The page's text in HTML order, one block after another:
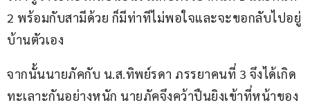
2 พร้อมกับสามีด้วย ก็มีท่าทีไม่พอใจและจะขอกลับไปอยู่
บ้านตัวเอง
จากนั้นนายภัคกับ น.ส.ทิพย์รดา ภรรยาคนที่ 3 จึงได้เกิด
ทะเลาะกันอย่างหนัก นายภัคจึงคว้าปืนยิงเข้าที่หน้าของ